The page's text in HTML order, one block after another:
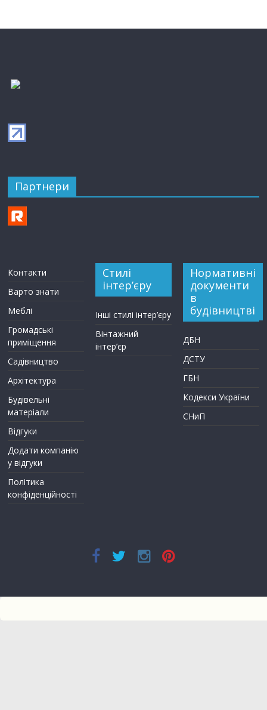
Партнери
Контакти
Варто знати
Меблі
Громадські
приміщення
Садівництво
Архітектура
Будівельні
матеріали
Відгуки
Додати компанію
у відгуки
Політика
конфіденційності
Стилі
інтер’єру
Інші стилі інтер’єру
Вінтажний
інтер’єр
Нормативні
документи
в
будівництві
ДБН
ДСТУ
ГБН
Кодекси України
СНиП